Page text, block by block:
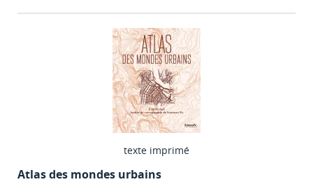
texte imprimé
Atlas des mondes urbains